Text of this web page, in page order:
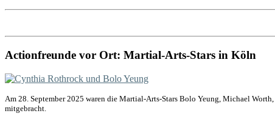
Actionfreunde vor Ort: Martial-Arts-Stars in Köln
Am 28. September 2025 waren die Martial-Arts-Stars Bolo Yeung, Michael
mitgebracht.